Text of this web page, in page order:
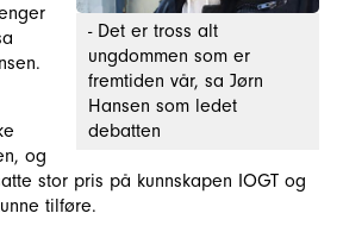
- Det er tross alt
ungdommen som er
fremtiden vår, sa Jørn
Hansen som ledet
debatten
og
stor pris på kunnskapen IOGT og
tilføre.